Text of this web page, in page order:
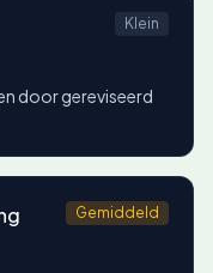
Klein
door gereviseerd
Gemiddeld